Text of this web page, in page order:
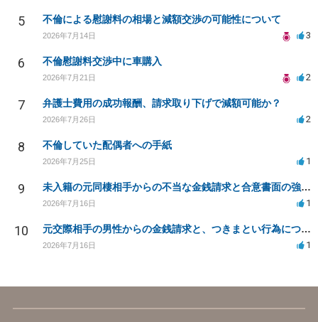
5 不倫による慰謝料の相場と減額交渉の可能性について
2026年7月14日 3
6 不倫慰謝料交渉中に車購入
2026年7月21日 2
7 弁護士費用の成功報酬、請求取り下げで減額可能か？
2026年7月26日 2
8 不倫していた配偶者への手紙
2026年7月25日 1
9 未入籍の元同棲相手からの不当な金銭請求と合意書面の強要について
2026年7月16日 1
10 元交際相手の男性からの金銭請求と、つきまとい行為について
2026年7月16日 1